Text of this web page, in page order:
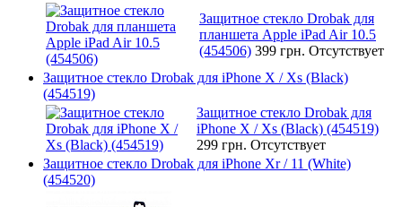
Защитное стекло Drobak для
планшета Apple iPad Air 10.5
(454506) 399 грн. Отсутствует
Защитное стекло Drobak для iPhone X / Xs (Black)
(454519)
Защитное стекло Drobak для
iPhone X / Xs (Black) (454519)
299 грн. Отсутствует
Защитное стекло Drobak для iPhone Xr / 11 (White)
(454520)